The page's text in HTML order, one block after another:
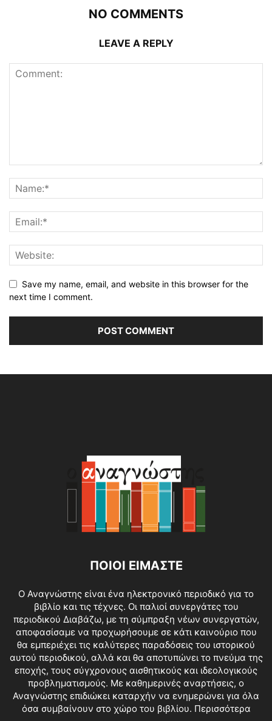
NO COMMENTS
LEAVE A REPLY
Save my name, email, and website in this browser for the
next time I comment.
ΠΟΙΟΙ ΕΙΜΑΣΤΕ
O Αναγνώστης είναι ένα ηλεκτρονικό περιοδικό για το
βιβλίο και τις τέχνες. Οι παλιοί συνεργάτες του
περιοδικού Διαβάζω, με τη σύμπραξη νέων συνεργατών,
αποφασίσαμε να προχωρήσουμε σε κάτι καινούριο που
θα εμπεριέχει τις καλύτερες παραδόσεις του ιστορικού
αυτού περιοδικού, αλλά και θα αποτυπώνει το πνεύμα της
εποχής, τους σύγχρονους αισθητικούς και ιδεολογικούς
προβληματισμούς. Με καθημερινές αναρτήσεις, ο
Αναγνώστης επιδιώκει καταρχήν να ενημερώνει για όλα
όσα συμβαίνουν στο χώρο του βιβλίου. Περισσότερα